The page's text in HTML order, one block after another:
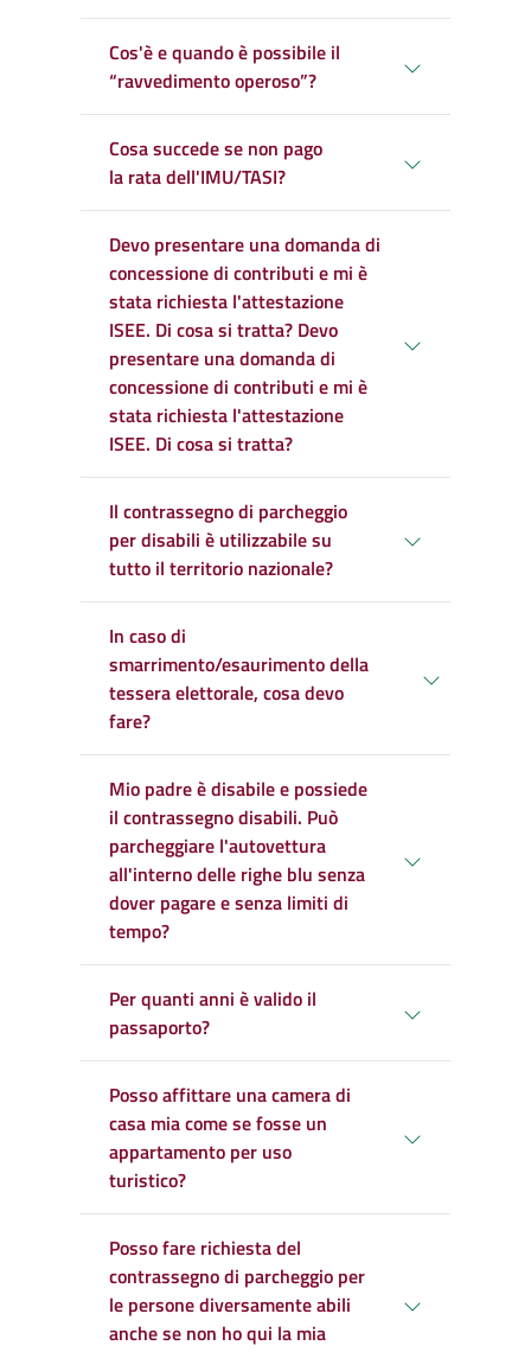
Cos'è e quando è possibile il
“ravvedimento operoso”?
Cosa succede se non pago
la rata dell'IMU/TASI?
Devo presentare una domanda di
concessione di contributi e mi è
stata richiesta l'attestazione
ISEE. Di cosa si tratta? Devo
presentare una domanda di
concessione di contributi e mi è
stata richiesta l'attestazione
ISEE. Di cosa si tratta?
Il contrassegno di parcheggio
per disabili è utilizzabile su
tutto il territorio nazionale?
In caso di
smarrimento/esaurimento della
tessera elettorale, cosa devo
fare?
Mio padre è disabile e possiede
il contrassegno disabili. Può
parcheggiare l'autovettura
all'interno delle righe blu senza
dover pagare e senza limiti di
tempo?
Per quanti anni è valido il
passaporto?
Posso affittare una camera di
casa mia come se fosse un
appartamento per uso
turistico?
Posso fare richiesta del
contrassegno di parcheggio per
le persone diversamente abili
anche se non ho qui la mia